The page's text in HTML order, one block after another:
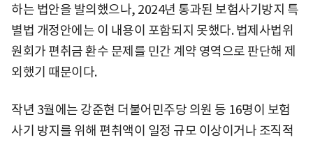
하는 법안을 발의했으나, 2024년 통과된 보험사기방지 특
별법 개정안에는 이 내용이 포함되지 못했다. 법제사법위
원회가 편취금 환수 문제를 민간 계약 영역으로 판단해 제
외했기 때문이다.
작년 3월에는 강준현 더불어민주당 의원 등 16명이 보험
사기 방지를 위해 편취액이 일정 규모 이상이거나 조직적